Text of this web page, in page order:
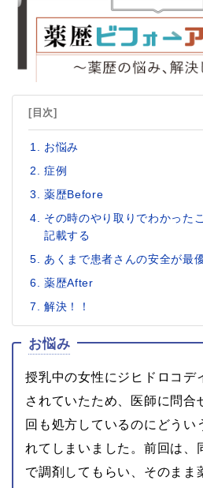
[目次]
お悩み
症例
薬歴Before
その時のやり取りでわかった
記載する
あくまで患者さんの安全が最
薬歴After
解決！！
お悩み
授乳中の女性にジヒドロコデ
されていたため、医師に問合
回も処方しているのにどうい
れてしまいました。前回は、
で調剤してもらい、そのまま